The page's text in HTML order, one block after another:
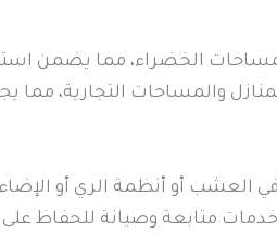
الخضراء، مما يضمن
والمساحات التجارية، مما
العشب أو أنظمة الري أو
متابعة وصيانة للحفاظ